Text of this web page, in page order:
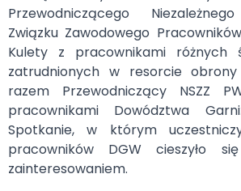
Przewodniczącego
Związku Zawodowego
Kulety z pracownikami różnych
zatrudnionych w resorcie
razem Przewodniczący NSZZ
pracownikami Dowództwa
Spotkanie, w którym
pracowników DGW cieszyło
zainteresowaniem.